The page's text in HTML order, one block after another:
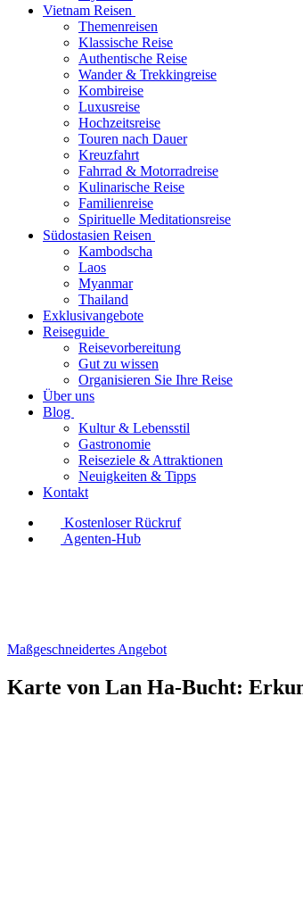
Vietnam Reisen
Themenreisen
Klassische Reise
Authentische Reise
Wander & Trekkingreise
Kombireise
Luxusreise
Hochzeitsreise
Touren nach Dauer
Kreuzfahrt
Fahrrad & Motorradreise
Kulinarische Reise
Familienreise
Spirituelle Meditationsreise
Südostasien Reisen
Kambodscha
Laos
Myanmar
Thailand
Exklusivangebote
Reiseguide
Reisevorbereitung
Gut zu wissen
Organisieren Sie Ihre Reise
Über uns
Blog
Kultur & Lebensstil
Gastronomie
Reiseziele & Attraktionen
Neuigkeiten & Tipps
Kontakt
Kostenloser Rückruf
Agenten-Hub
Maßgeschneidertes Angebot
Karte von Lan Ha-Bucht: